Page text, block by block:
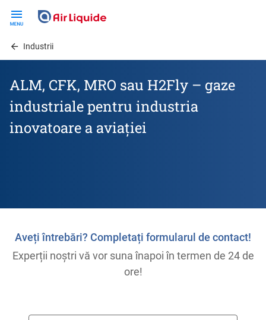
contentIndustrii
ALM, CFK, MRO sau H2Fly – gaze
industriale pentru industria
inovatoare a aviației
Aveți întrebări? Completați formularul de contact!
Experții noștri vă vor suna înapoi în termen de 24 de
ore!